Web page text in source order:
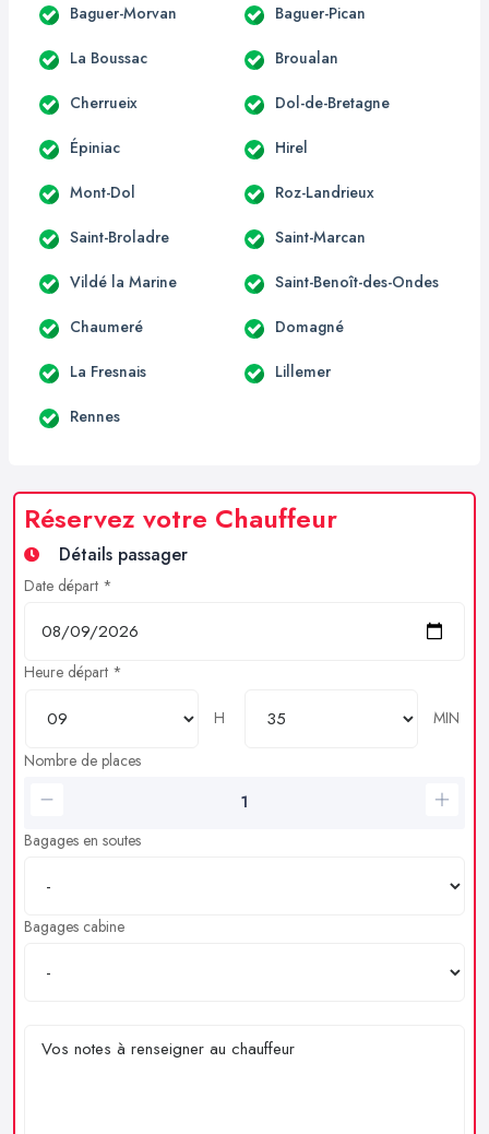
Baguer-Morvan Baguer-Pican
La Boussac Broualan
Cherrueix Dol-de-Bretagne
Épiniac Hirel
Mont-Dol Roz-Landrieux
Saint-Broladre Saint-Marcan
Vildé la Marine Saint-Benoît-des-Ondes
Chaumeré Domagné
La Fresnais Lillemer
Rennes
Réservez votre Chauffeur
Détails passager
Date départ *
Heure départ *
H
MIN
Nombre de places
Bagages en soutes
Bagages cabine